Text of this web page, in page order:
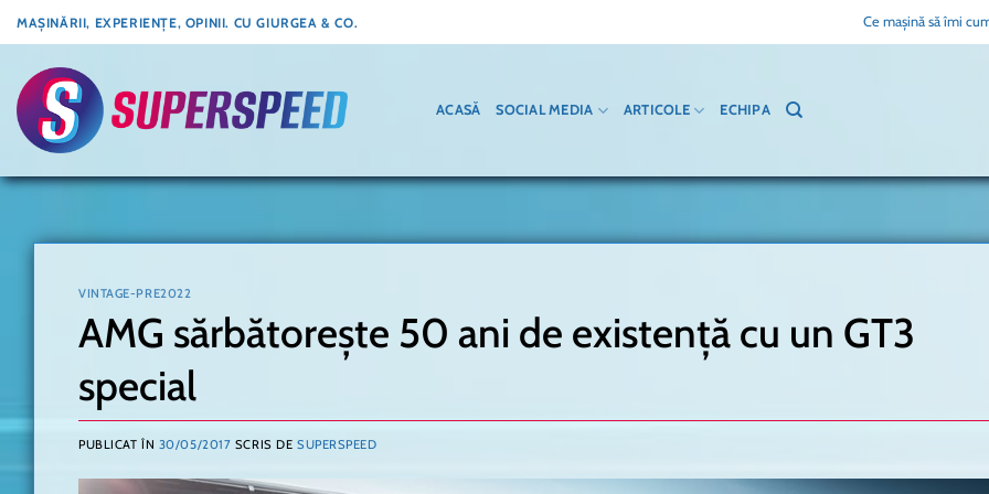
Skip
to
content
MAȘINĂRII, EXPERIENȚE, OPINII. CU GIURGEA & CO. Ce mașină să îmi
ACASĂ SOCIAL MEDIA ARTICOLE ECHIPA
VINTAGE-PRE2022
AMG sărbătorește 50 ani de existență cu un GT3
special
PUBLICAT ÎN 30/05/2017 SCRIS DE SUPERSPEED